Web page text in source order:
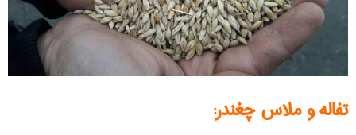
تفاله و ملاس چغندر: